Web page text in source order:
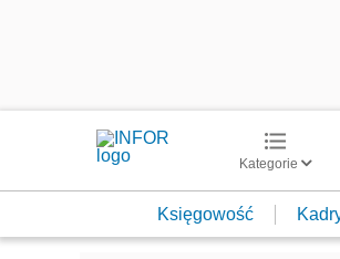
Kategorie
Księgowość